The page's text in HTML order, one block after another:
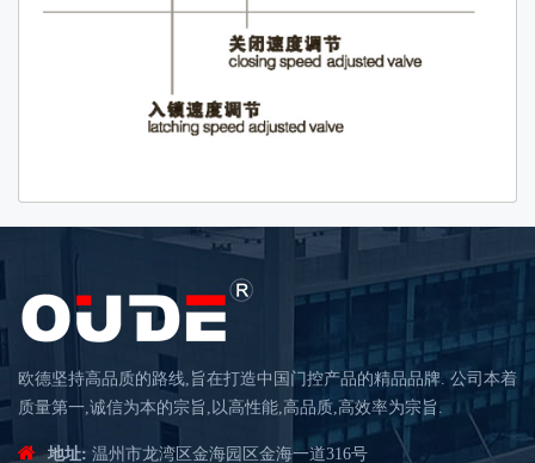
欧德坚持高品质的路线,旨在打造中国门控产品的精品品牌. 公司本着
质量第一,诚信为本的宗旨,以高性能,高品质,高效率为宗旨.
地址: 温州市龙湾区金海园区金海一道316号